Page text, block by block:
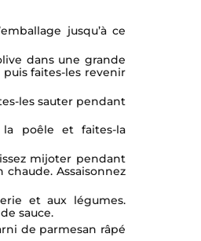
jusqu’à ce
dans une grande
puis faites-les revenir
les sauter pendant
poêle et faites-la
mijoter pendant
Assaisonnez
et aux légumes.
sauce.
de parmesan râpé